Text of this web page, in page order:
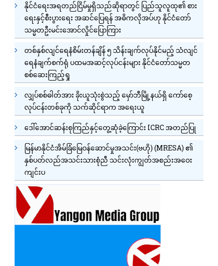
နိုင်ငံရေးအရတည်ငြိမ်မှုရှိသည်ဆိုရာတွင် ပြည်သူလူထု၏ စား
ရေးနှင့်စီးပွားရေး အဆင်ပြေရန် အဓိကလိုအပ်ဟု နိုင်ငံတော်
သမ္မတဦးမင်းအောင်လှိုင်ပြောကြား
တစ်နှစ်လျင်ရေနံစိမ်းတန်ချိန် ၅ သိန်းချက်လုပ်နိုင်မည့် သံလျင်
ရေနံချက်စက်ရုံ ပထမအဆင့်လုပ်ငန်းများ နိုင်ငံတော်သမ္မတ
စစ်ဆေးကြည့်ရှု
လျှပ်စစ်ဓါတ်အား ခိုးယူသုံးစွဲသည့် မှော်ဘီမြို့နယ်ရှိ ကော်စေ့
လုပ်ငန်းတစ်ခုကို သက်ဆိုင်ရာက အရေးယူ
ဒေါ်အောင်ဆန်းစုကြည်နှင့်တွေ့ဆုံခဲ့ကြောင်း ICRC အတည်ပြု
မြန်မာနိုင်ငံအိမ်ခြံမြေဝန်ဆောင်မှုအသင်း(ဗဟို) (MRESA) ၏
နှစ်ပတ်လည်အသင်းသားစုံညီ သင်းလုံးကျွတ်အစည်းအဝေး
ကျင်းပ